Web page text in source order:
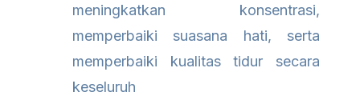
meningkatkan konsentrasi,
memperbaiki suasana hati, serta
memperbaiki kualitas tidur secara
keseluruh